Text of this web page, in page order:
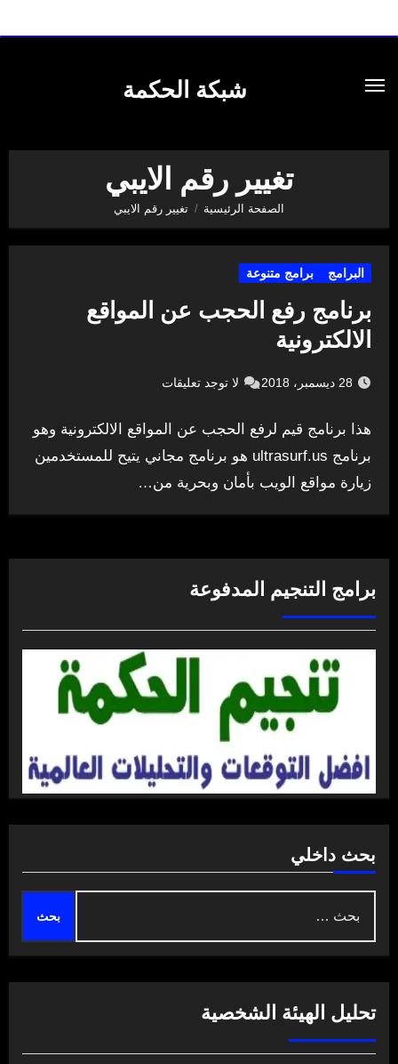
شبكة الحكمة
تغيير رقم الايبي
الصفحة الرئيسية تغيير رقم الايبي
البرامج برامج متنوعة
برنامج رفع الحجب عن المواقع
الالكترونية
28 ديسمبر، 2018 لا توجد تعليقات
هذا برنامج قيم لرفع الحجب عن المواقع الالكترونية وهو
برنامج ultrasurf.us هو برنامج مجاني يتيح للمستخدمين
زيارة مواقع الويب بأمان وبحرية من…
برامج التنجيم المدفوعة
بحث داخلي
عن:
تحليل الهيئة الشخصية